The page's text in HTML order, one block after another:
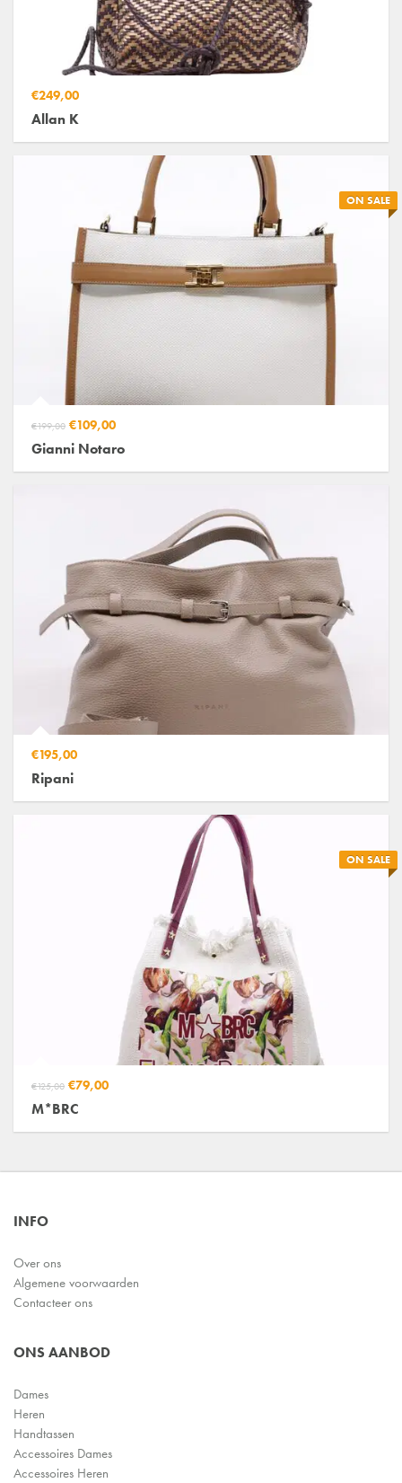
€249,00
Allan K
ON SALE
€199,00 €109,00
Gianni Notaro
€195,00
Ripani
ON SALE
€125,00 €79,00
M*BRC
INFO
Over ons
Algemene voorwaarden
Contacteer ons
ONS AANBOD
Dames
Heren
Handtassen
Accessoires Dames
Accessoires Heren